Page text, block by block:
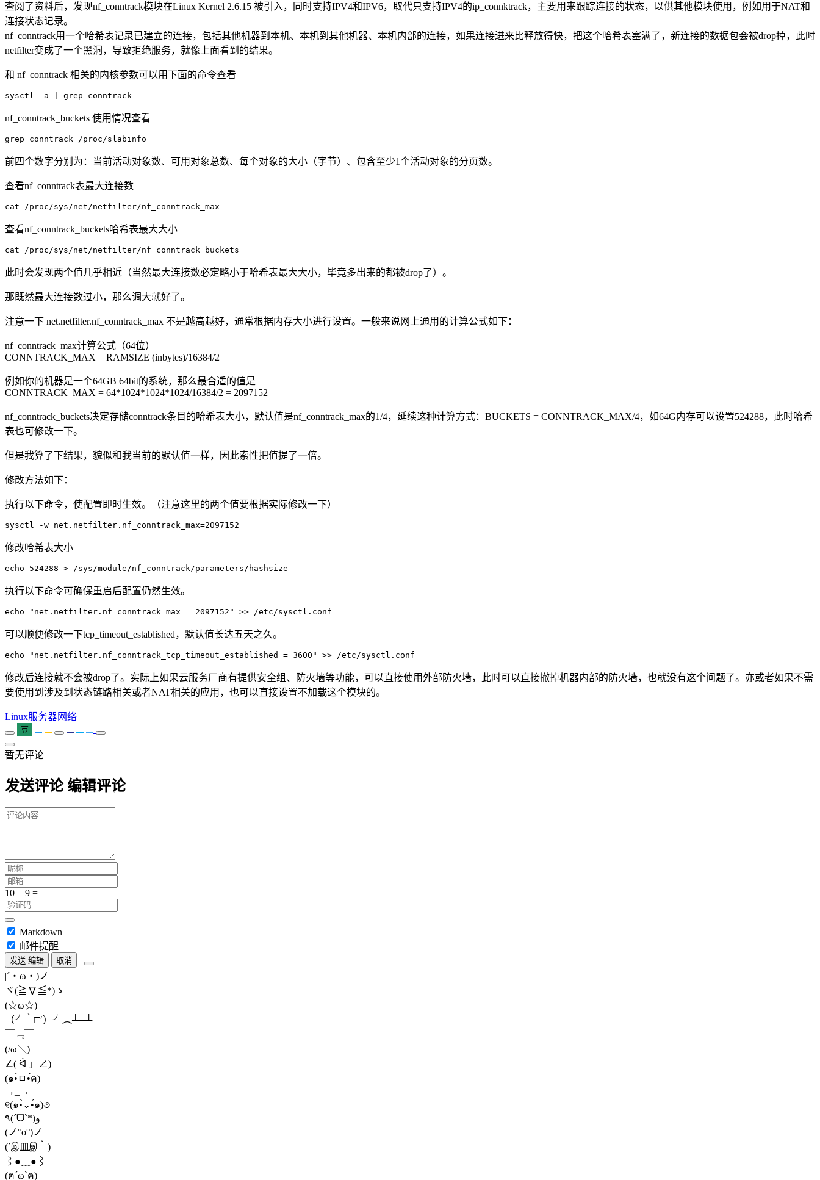
查阅了资料后，发现nf_conntrack模块在Linux Kernel 2.6.15 被引入，同时支持IPV4和IPV6，取代只支持IPV4的ip_connktrack，主要用来跟踪连接的状态，以供其他模块使用，例如用于NAT和
连接状态记录。
nf_conntrack用一个哈希表记录已建立的连接，包括其他机器到本机、本机到其他机器、本机内部的连接，如果连接进来比释放得快，把这个哈希表塞满了，新连接的数据包会被drop掉，此时
netfilter变成了一个黑洞，导致拒绝服务，就像上面看到的结果。
和 nf_conntrack 相关的内核参数可以用下面的命令查看
nf_conntrack_buckets 使用情况查看
前四个数字分别为：当前活动对象数、可用对象总数、每个对象的大小（字节）、包含至少1个活动对象的分页数。
查看nf_conntrack表最大连接数
查看nf_conntrack_buckets哈希表最大大小
此时会发现两个值几乎相近（当然最大连接数必定略小于哈希表最大大小，毕竟多出来的都被drop了）。
那既然最大连接数过小，那么调大就好了。
注意一下 net.netfilter.nf_conntrack_max 不是越高越好，通常根据内存大小进行设置。一般来说网上通用的计算公式如下：
nf_conntrack_max计算公式（64位）
CONNTRACK_MAX = RAMSIZE (inbytes)/16384/2
例如你的机器是一个64GB 64bit的系统，那么最合适的值是
CONNTRACK_MAX = 64*1024*1024*1024/16384/2 = 2097152
nf_conntrack_buckets决定存储conntrack条目的哈希表大小，默认值是nf_conntrack_max的1/4，延续这种计算方式：BUCKETS = CONNTRACK_MAX/4，如64G内存可以设置524288，此时哈希
表也可修改一下。
但是我算了下结果，貌似和我当前的默认值一样，因此索性把值提了一倍。
修改方法如下：
执行以下命令，使配置即时生效。（注意这里的两个值要根据实际修改一下）
修改哈希表大小
执行以下命令可确保重启后配置仍然生效。
可以顺便修改一下tcp_timeout_established，默认值长达五天之久。
修改后连接就不会被drop了。实际上如果云服务厂商有提供安全组、防火墙等功能，可以直接使用外部防火墙，此时可以直接撤掉机器内部的防火墙，也就没有这个问题了。亦或者如果不需
要使用到涉及到状态链路相关或者NAT相关的应用，也可以直接设置不加载这个模块的。
Linux服务器网络
豆
暂无评论
发送评论 编辑评论
Markdown
邮件提醒
发送 编辑 取消
|´・ω・)ノ
ヾ(≧∇≦*)ゝ
(☆ω☆)
（╯‵□′）╯︵┴─┴
￣﹃￣
(/ω＼)
∠( ᐛ 」∠)＿
(๑•̀ㅁ•́ฅ)
→_→
୧(๑•̀⌄•́๑)૭
٩(ˊᗜˋ*)و
(ノ°ο°)ノ
(´இ皿இ｀)
⌇●﹏●⌇
(ฅ´ω`ฅ)